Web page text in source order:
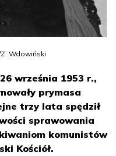
Wdowiński
września 1953 r.,
prymasa
trzy lata spędził
sprawowania
komunistów
Kościół.